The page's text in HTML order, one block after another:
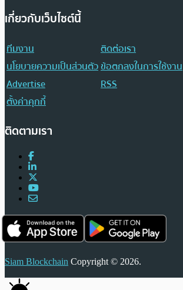
เกี่ยวกับเว็บไซต์นี้
ทีมงาน
ติดต่อเรา
นโยบายความเป็นส่วนตัวข้อตกลงในการใช้งาน
Advertise
RSS
ตั้งค่าคุกกี้
ติดตามเรา
Siam Blockchain Copyright © 2026.